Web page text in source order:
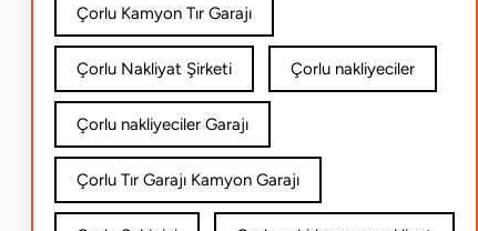
Çorlu Kamyon Tır Garajı
Çorlu Nakliyat Şirketi Çorlu nakliyeciler
Çorlu nakliyeciler Garajı
Çorlu Tır Garajı Kamyon Garajı